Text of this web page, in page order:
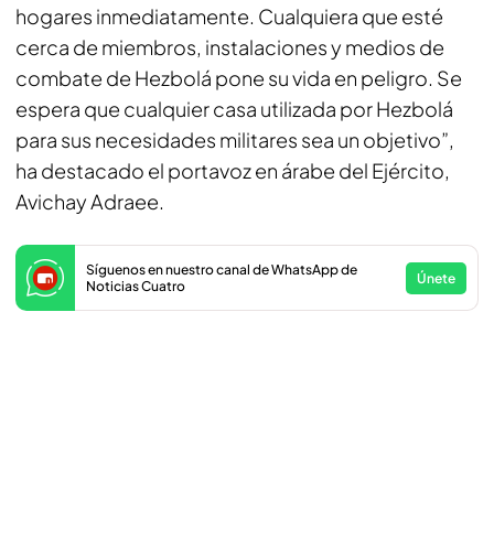
hogares inmediatamente. Cualquiera que esté
cerca de miembros, instalaciones y medios de
combate de Hezbolá pone su vida en peligro. Se
espera que cualquier casa utilizada por Hezbolá
para sus necesidades militares sea un objetivo”,
ha destacado el portavoz en árabe del Ejército,
Avichay Adraee.
Síguenos en nuestro canal de WhatsApp de
Noticias Cuatro
Únete